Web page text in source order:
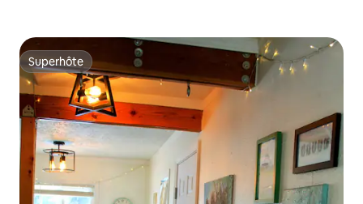
Superhôte
Superhôte